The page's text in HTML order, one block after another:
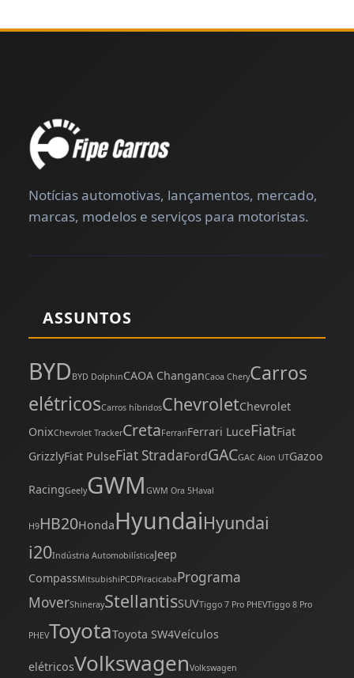
Notícias automotivas, lançamentos, mercado,
marcas, modelos e serviços para motoristas.
ASSUNTOS
BYD BYD DolphinCAOA ChanganCaoa CheryCarros
elétricosCarros híbridosChevroletChevrolet
OnixChevrolet TrackerCretaFerrariFerrari LuceFiatFiat
GrizzlyFiat PulseFiat StradaFordGACGAC Aion UTGazoo
RacingGeelyGWM GWM Ora 5Haval
H9HB20HondaHyundaiHyundai
i20Indústria AutomobilísticaJeep
CompassMitsubishiPCDPiracicabaPrograma
MoverShinerayStellantisSUVTiggo 7 Pro PHEVTiggo 8 Pro
PHEVToyotaToyota SW4Veículos
elétricosVolkswagenVolkswagen